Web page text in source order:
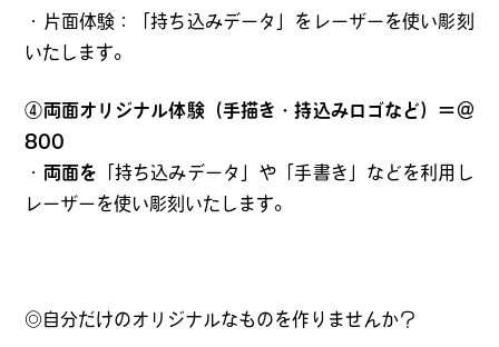
・片面体験：「持ち込みデータ」をレーザーを使い彫刻
いたします。
④両面オリジナル体験（手描き・持込みロゴなど）＝＠
800
・ 両面を 「持ち込みデータ」や「手書き」などを利用し
レーザーを使い彫刻いたします。
◎自分だけのオリジナルなものを作りませんか？